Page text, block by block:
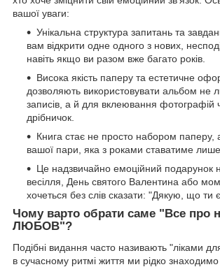
вашої уваги:
Унікальна структура запитань та
вам відкрити одне одного з нових,
навіть якщо ви разом вже багато років.
Висока якість паперу та естетичне
дозволяють використовувати альбом не
записів, а й для вклеювання фотографій
дрібничок.
Книга стає не просто набором паперу,
вашої пари, яка з роками ставатиме лише
Це надзвичайно емоційний подарунок
весілля, День святого Валентина або
хочеться без слів сказати: "Дякую, що ти
Чому варто обрати саме "Все про
ЛЮБОВ"?
Подібні видання часто називають "ліками
в сучасному ритмі життя ми рідко